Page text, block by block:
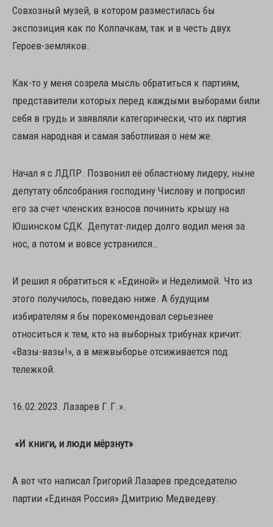
Совхозный музей, в котором разместилась бы
экспозиция как по Колпачкам, так и в честь двух
Героев-земляков.
Как-то у меня созрела мысль обратиться к партиям,
представители которых перед каждыми выборами били
себя в грудь и заявляли категорически, что их партия
самая народная и самая заботливая о нем же.
Начал я с ЛДПР. Позвонил её областному лидеру, ныне
депутату облсобрания господину Числову и попросил
его за счет членских взносов починить крышу на
Юшинском СДК. Депутат-лидер долго водил меня за
нос, а потом и вовсе устранился…
И решил я обратиться к «Единой» и Неделимой. Что из
этого получилось, поведаю ниже. А будущим
избирателям я бы порекомендовал серьезнее
относиться к тем, кто на выборных трибунах кричит:
«Вазы-вазы!», а в межвыборье отсиживается под
тележкой.
16.02.2023. Лазарев Г.Г.».
«И книги, и люди мёрзнут»
А вот что написал Григорий Лазарев председателю
партии «Единая Россия» Дмитрию Медведеву.